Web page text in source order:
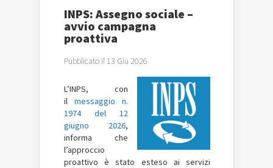
INPS: Assegno sociale –
avvio campagna
proattiva
Pubblicato il 13 Giu 2026
L’INPS, con
il messaggio n.
1974 del 12
giugno 2026,
informa che
l’approccio
proattivo è stato esteso ai servizi